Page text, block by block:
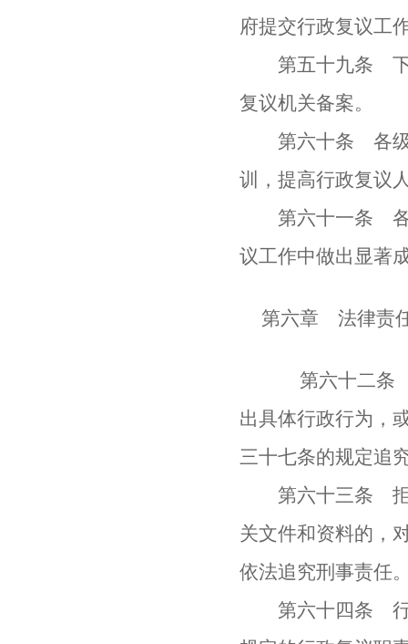
府提交行政复议工
第五十九条 下级
复议机关备案。
第六十条 各级行
训，提高行政复议
第六十一条 各级
议工作中做出显著
第六章 法律责
第六十二条 被
出具体行政行为，
三十七条的规定追
第六十三条 拒绝
关文件和资料的，
依法追究刑事责任
第六十四条 行政